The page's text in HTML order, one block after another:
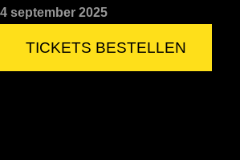
4 september 2025
TICKETS BESTELLEN